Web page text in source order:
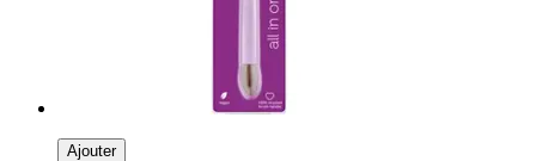
Ajouter